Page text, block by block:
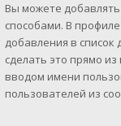
Вы можете
способами. В
добавления в список
сделать это прямо
вводом имени
пользователей из